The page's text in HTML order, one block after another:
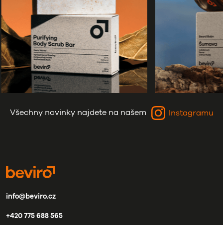
Všechny novinky najdete na našem Instagramu
info@beviro.cz
+420 775 688 565